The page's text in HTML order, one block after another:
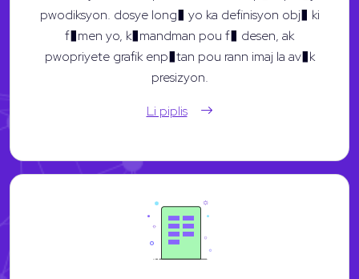
pwodiksyon. dosye long� yo ka definisyon obj� ki
f�men yo, k�mandman pou f� desen, ak
pwopriyete grafik enp�tan pou rann imaj la av�k
presizyon.
Li piplis